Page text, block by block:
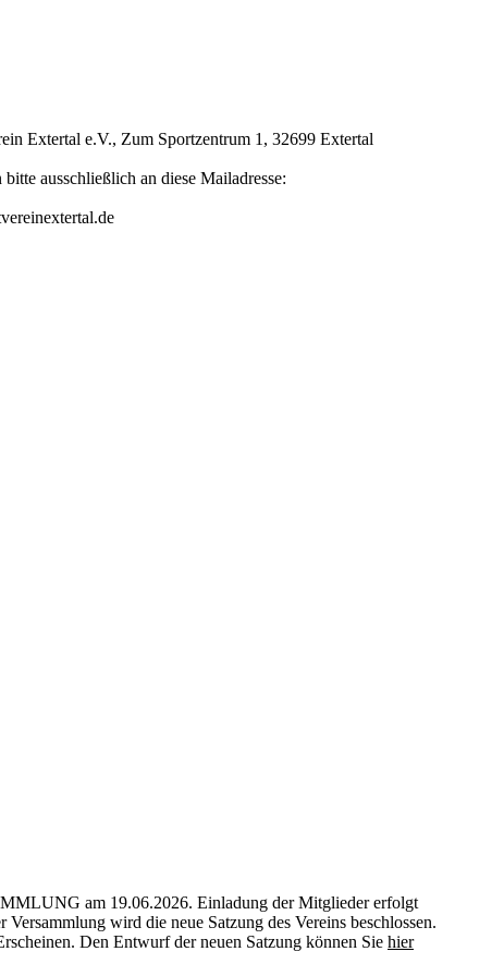
Extertal e.V., Zum Sportzentrum 1, 32699 Extertal
ausschließlich an diese Mailadresse:
am 19.06.2026. Einladung der Mitglieder erfolgt
wird die neue Satzung des Vereins beschlossen.
Den Entwurf der neuen Satzung können Sie hier